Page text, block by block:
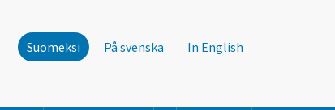
Suomeksi På svenska In English